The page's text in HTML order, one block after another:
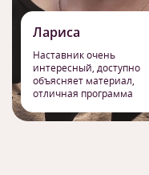
Лариса
Наставник очень
интересный, доступно
объясняет материал,
отличная программа